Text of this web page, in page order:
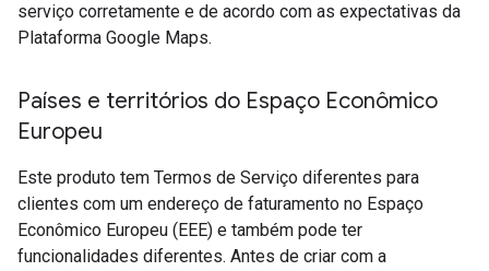
serviço corretamente e de acordo com as expectativas da
Plataforma Google Maps.
Países e territórios do Espaço Econômico
Europeu
Este produto tem Termos de Serviço diferentes para
clientes com um endereço de faturamento no Espaço
Econômico Europeu (EEE) e também pode ter
funcionalidades diferentes. Antes de criar com a